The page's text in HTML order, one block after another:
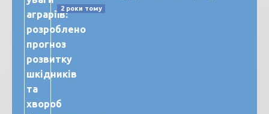
2 роки тому